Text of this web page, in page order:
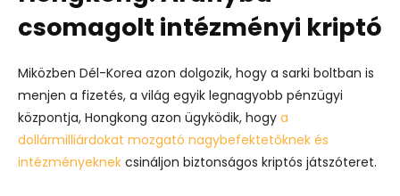
csomagolt intézményi kriptó
Miközben Dél-Korea azon dolgozik, hogy a sarki boltban is
menjen a fizetés, a világ egyik legnagyobb pénzügyi
központja, Hongkong azon ügyködik, hogy a
dollármilliárdokat mozgató nagybefektetőknek és
intézményeknek csináljon biztonságos kriptós játszóteret.